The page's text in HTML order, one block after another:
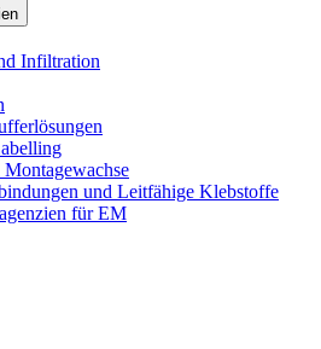
Infiltration
und Leitfähige Klebstoffe
für EM